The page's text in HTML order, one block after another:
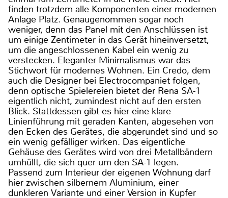
finden trotzdem alle Komponenten einer modernen
Anlage Platz. Genaugenommen sogar noch
weniger, denn das Panel mit den Anschlüssen ist
um einige Zentimeter in das Gerät hineinversetzt,
um die angeschlossenen Kabel ein wenig zu
verstecken. Eleganter Minimalismus war das
Stichwort für modernes Wohnen. Ein Credo, dem
auch die Designer bei Electrocompaniet folgen,
denn optische Spielereien bietet der Rena SA-1
eigentlich nicht, zumindest nicht auf den ersten
Blick. Stattdessen gibt es hier eine klare
Linienführung mit geraden Kanten, abgesehen von
den Ecken des Gerätes, die abgerundet sind und so
ein wenig gefälliger wirken. Das eigentliche
Gehäuse des Gerätes wird von drei Metallbändern
umhüllt, die sich quer um den SA-1 legen.
Passend zum Interieur der eigenen Wohnung darf
hier zwischen silbernem Aluminium, einer
dunkleren Variante und einer Version in Kupfer